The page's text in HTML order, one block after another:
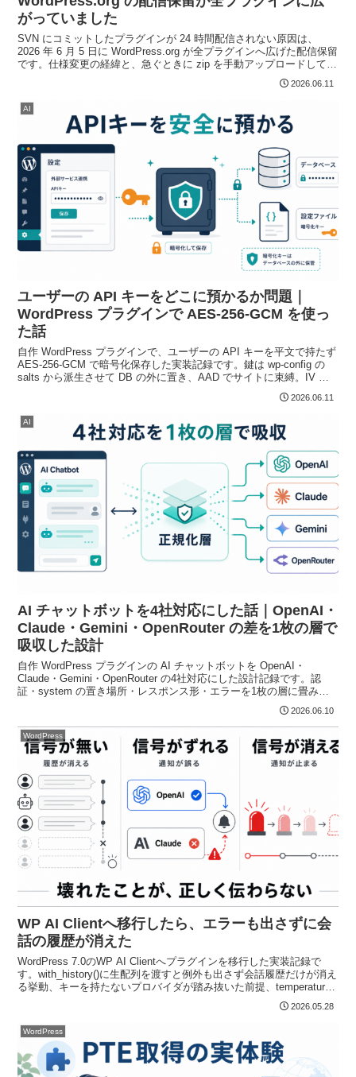
がっていました
SVN にコミットしたプラグインが 24 時間配信されない原因は、
2026 年 6 月 5 日に WordPress.org が全プラグインへ広げた配信保留
です。仕様変更の経緯と、急ぐときに zip を手動アップロードして上
2026.06.11
AI
ユーザーの API キーをどこに預かるか問題｜
WordPress プラグインで AES-256-GCM を使っ
た話
自作 WordPress プラグインで、ユーザーの API キーを平文で持たず
AES-256-GCM で暗号化保存した実装記録です。鍵は wp-config の
salts から派生させて DB の外に置き、AAD でサイトに束縛。IV と
認証タグのレイアウト、復号の段階フォールバック、salts 変更時の
2026.06.11
AI
AI チャットボットを4社対応にした話｜OpenAI・
Claude・Gemini・OpenRouter の差を1枚の層で
吸収した設計
自作 WordPress プラグインの AI チャットボットを OpenAI・
Claude・Gemini・OpenRouter の4社対応にした設計記録です。認
証・system の置き場所・レスポンス形・エラーを1枚の層に畳み、
GPT-5 が temperature を弾く 400 を予防スキップと自動リトライで
2026.06.10
WordPress
WP AI Clientへ移行したら、エラーも出さずに会
話の履歴が消えた
WordPress 7.0のWP AI Clientへプラグインを移行した実装記録で
す。with_history()に生配列を渡すと例外も出さず会話履歴だけが消え
る挙動、キーを持たないプロバイダが踏み抜いた前提、temperature
の400対応を、RC3と安定版で確認したコード付きで書いています。
2026.05.28
WordPress